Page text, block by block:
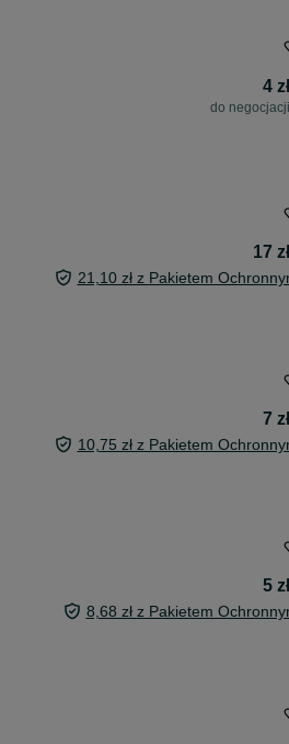
4 zł
do negocjacji
17 zł
21,10 zł z Pakietem
7 zł
10,75 zł z Pakietem
5 zł
8,68 zł z Pakietem